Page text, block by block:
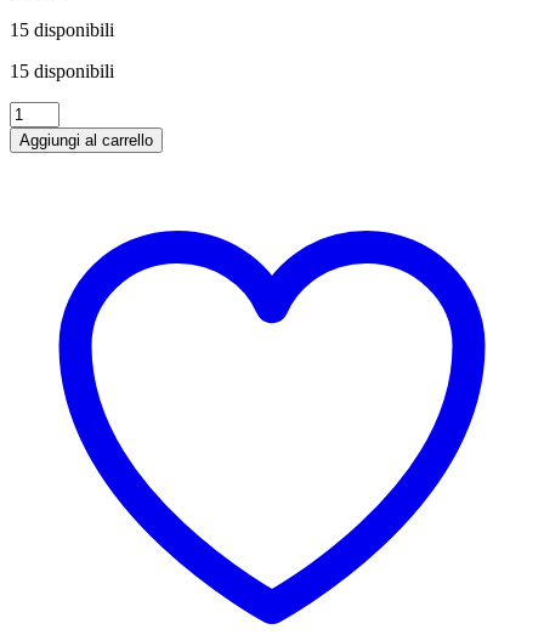
15 disponibili
15 disponibili
Brandy
Vecchia
Romagna
Aggiungi al carrello